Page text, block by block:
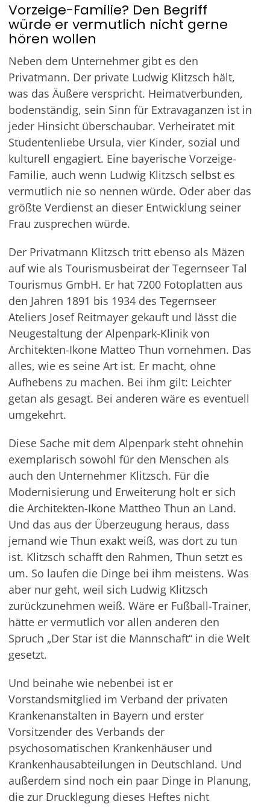
Vorzeige-Familie? Den Begriff
würde er vermutlich nicht gerne
hören wollen
Neben dem Unternehmer gibt es den
Privatmann. Der private Ludwig Klitzsch hält,
was das Äußere verspricht. Heimatverbunden,
bodenständig, sein Sinn für Extravaganzen ist in
jeder Hinsicht überschaubar. Verheiratet mit
Studentenliebe Ursula, vier Kinder, sozial und
kulturell engagiert. Eine bayerische Vorzeige-
Familie, auch wenn Ludwig Klitzsch selbst es
vermutlich nie so nennen würde. Oder aber das
größte Verdienst an dieser Entwicklung seiner
Frau zusprechen würde.
Der Privatmann Klitzsch tritt ebenso als Mäzen
auf wie als Tourismusbeirat der Tegernseer Tal
Tourismus GmbH. Er hat 7200 Fotoplatten aus
den Jahren 1891 bis 1934 des Tegernseer
Ateliers Josef Reitmayer gekauft und lässt die
Neugestaltung der Alpenpark-Klinik von
Architekten-Ikone Matteo Thun vornehmen. Das
alles, wie es seine Art ist. Er macht, ohne
Aufhebens zu machen. Bei ihm gilt: Leichter
getan als gesagt. Bei anderen wäre es eventuell
umgekehrt.
Diese Sache mit dem Alpenpark steht ohnehin
exemplarisch sowohl für den Menschen als
auch den Unternehmer Klitzsch. Für die
Modernisierung und Erweiterung holt er sich
die Architekten-Ikone Mattheo Thun an Land.
Und das aus der Überzeugung heraus, dass
jemand wie Thun exakt weiß, was dort zu tun
ist. Klitzsch schafft den Rahmen, Thun setzt es
um. So laufen die Dinge bei ihm meistens. Was
aber nur geht, weil sich Ludwig Klitzsch
zurückzunehmen weiß. Wäre er Fußball-Trainer,
hätte er vermutlich vor allen anderen den
Spruch „Der Star ist die Mannschaft“ in die Welt
gesetzt.
Und beinahe wie nebenbei ist er
Vorstandsmitglied im Verband der privaten
Krankenanstalten in Bayern und erster
Vorsitzender des Verbands der
psychosomatischen Krankenhäuser und
Krankenhausabteilungen in Deutschland. Und
außerdem sind noch ein paar Dinge in Planung,
die zur Drucklegung dieses Heftes nicht